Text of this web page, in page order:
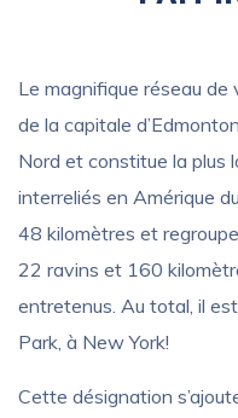
Le magnifique réseau
de la capitale
Nord et constitue la plus
interreliés en Amérique
48 kilomètres et
22 ravins et 160
entretenus. Au total, il
Park, à New York!
Cette désignation